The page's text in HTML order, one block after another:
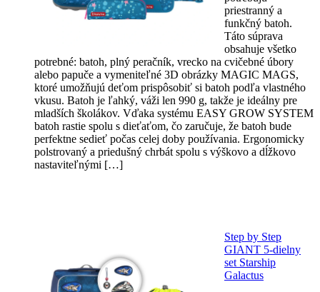
priestranný a
funkčný batoh.
Táto súprava
obsahuje všetko
potrebné: batoh, plný peračník, vrecko na cvičebné úbory
alebo papuče a vymeniteľné 3D obrázky MAGIC MAGS,
ktoré umožňujú deťom prispôsobiť si batoh podľa vlastného
vkusu. Batoh je ľahký, váži len 990 g, takže je ideálny pre
mladších školákov. Vďaka systému EASY GROW SYSTEM
batoh rastie spolu s dieťaťom, čo zaručuje, že batoh bude
perfektne sedieť počas celej doby používania. Ergonomicky
polstrovaný a priedušný chrbát spolu s výškovo a dĺžkovo
nastaviteľnými […]
Step by Step
GIANT 5-dielny
set Starship
Galactus